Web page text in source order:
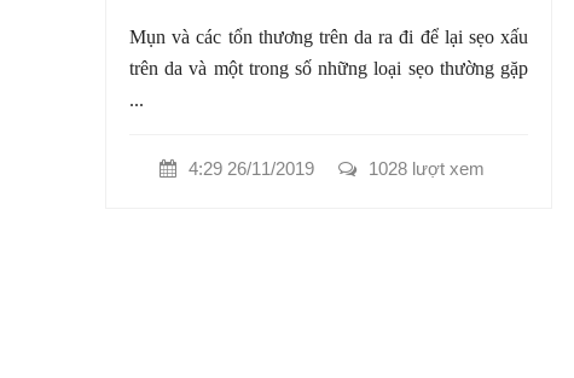
Mụn và các tổn thương trên da ra đi để lại sẹo xấu
trên da và một trong số những loại sẹo thường gặp
...
4:29 26/11/2019 1028 lượt xem